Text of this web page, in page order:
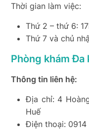
Thời gian làm việc:
Thứ 2 – thứ 6:
Thứ 7 và chủ
Phòng khám Đa
Thông tin liên hệ:
Địa chỉ: 4
Huế
Điện thoại: 0914